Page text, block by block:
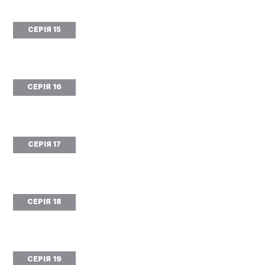
СЕРІЯ 15
СЕРІЯ 16
СЕРІЯ 17
СЕРІЯ 18
СЕРІЯ 19